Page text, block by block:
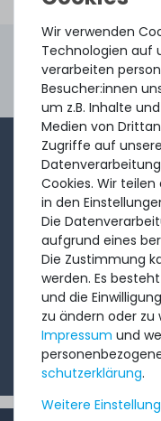
4.96 /
Gebraucht.
1-2x im Monat
eine kurze,
eingetroffenen
Ich möchte Ihren
die
Wir verwenden
Technologien auf
verarbeiten
Besucher:innen
um z.B. Inhalte
Medien von
Zugriffe auf
Cookies. Wir
in den
Die
aufgrund eines
Die Zustimmung
werden. Es
und die
zu ändern oder zu
Impressum und
schutz­erklärung.
Weitere